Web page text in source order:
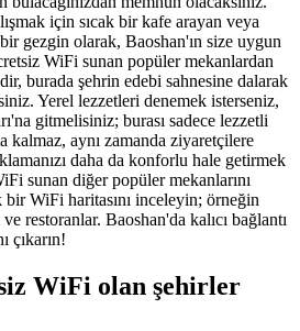
için sıcak bir kafe arayan veya
gezgin olarak, Baoshan'ın size uygun
WiFi sunan popüler mekanlardan
burada şehrin edebi sahnesine dalarak
Yerel lezzetleri denemek isterseniz,
gitmelisiniz; burası sadece lezzetli
kalmaz, aynı zamanda ziyaretçilere
daha da konforlu hale getirmek
sunan diğer popüler mekanlarını
bir WiFi haritasını inceleyin; örneğin
restoranlar. Baoshan'da kalıcı bağlantı
çıkarın!
WiFi olan şehirler